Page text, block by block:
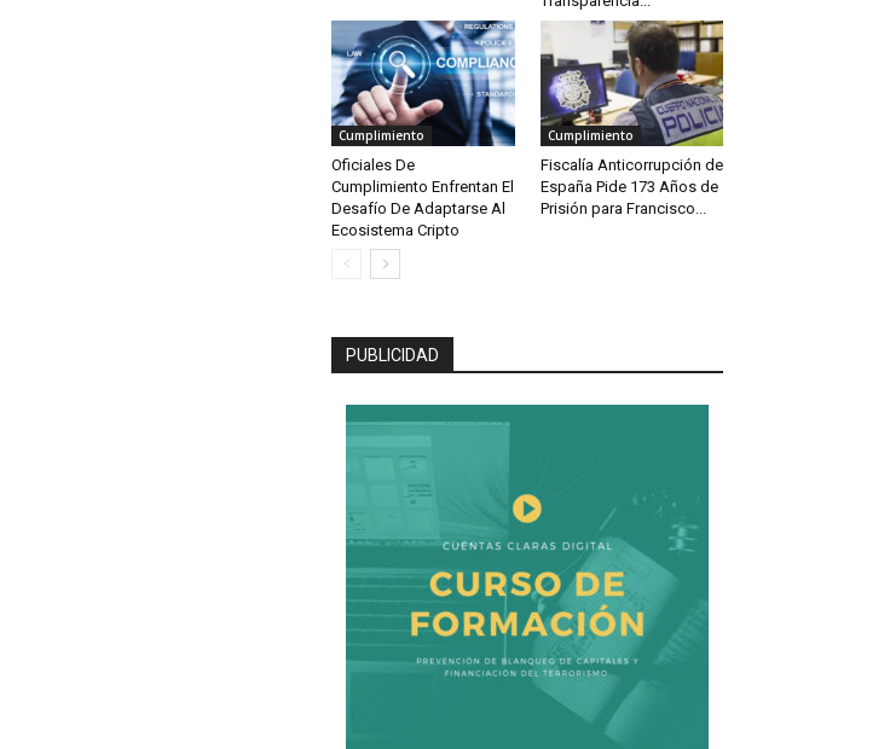
Cumplimiento
Oficiales De
Cumplimiento Enfrentan El
Desafío De Adaptarse Al
Ecosistema Cripto
Cumplimiento
Fiscalía Anticorrupción de
España Pide 173 Años de
Prisión para Francisco...
PUBLICIDAD